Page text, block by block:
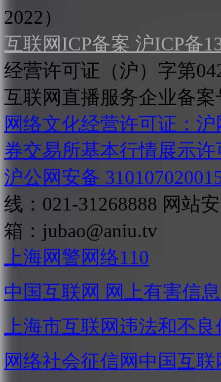
2022）
互联网ICP备案 沪ICP备
经营许可证（沪）字第
互联网直播服务企业备案
网络文化经营许可证：
券交易所基本行情展示许
沪公网安备
线：021-31268888 网站
箱： jubao@aniu.tv
上海网警网络110
中国互联网 网上有害信
上海市互联网违法和不
网络社会征信网 中国互